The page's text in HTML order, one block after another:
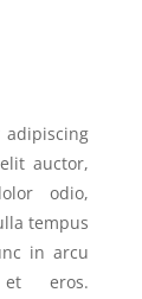
auctor,
odio,
tempus
in arcu
et eros.